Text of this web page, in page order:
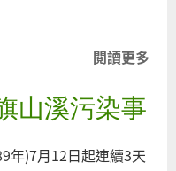
閱讀更多
山溪污染事
年)7月12日起連續3天